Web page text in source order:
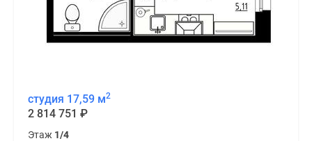
студия 17,59 м2
2 814 751 ₽
Этаж 1/4